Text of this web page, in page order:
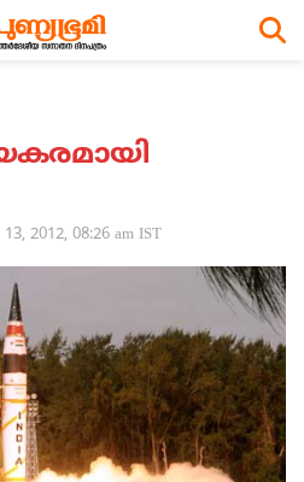
13, 2012, 08:26 am IST